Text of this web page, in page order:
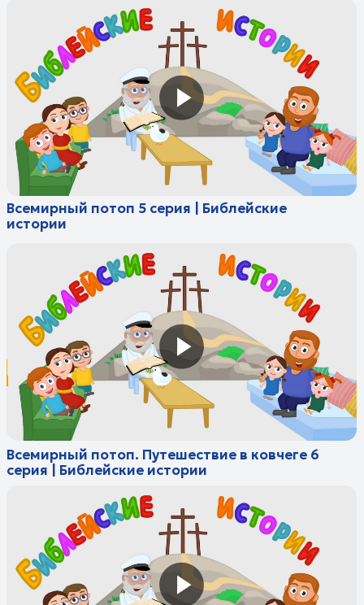
Всемирный потоп 7 серия | Библейские истории
Вавилонская башня: Восстание против
Вавилонская башня 9 серия | Библейские
истории
Авраам. Бог заключает завет с Авраамом
10 серия | Библейские истории